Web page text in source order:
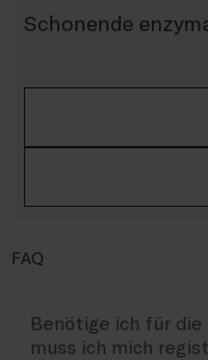
Schonende
FAQ
Benötige ich für
muss ich mich